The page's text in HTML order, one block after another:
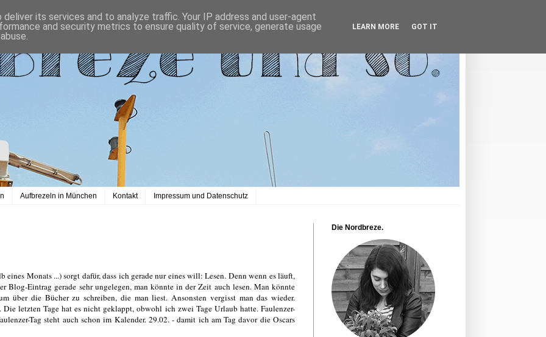
Aufbrezeln in München Kontakt Impressum und Datenschutz
Monats ...) sorgt dafür, dass ich gerade nur eines will: Lesen. Denn wenn es läuft,
Blog-Eintrag gerade sehr ungelegen, man könnte in der Zeit auch lesen. Man könnte
über die Bücher zu schreiben, die man liest. Ansonsten vergisst man das wieder.
letzten Tage hat es nicht geklappt, obwohl ich zwei Tage Urlaub hatte. Faulenzer-
Tag steht auch schon im Kalender. 29.02. - damit ich am Tag davor die Oscars
Die Nordbreze.
its services and to analyze traffic. Your IP address and user-agent
and security metrics to ensure quality of service, generate usage
LEARN MORE GOT IT